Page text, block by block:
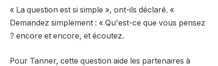
« La question est si simple », ont-ils déclaré. «
Demandez simplement : « Qu'est-ce que vous pensez
? encore et encore, et écoutez.
Pour Tanner, cette question aide les partenaires à